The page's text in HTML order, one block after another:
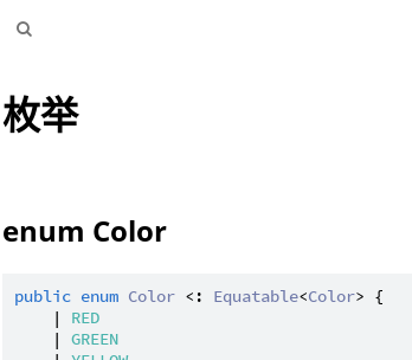
枚举
enum Color
public enum Color <: Equatable<Color> {
    |
RED
    |
GREEN